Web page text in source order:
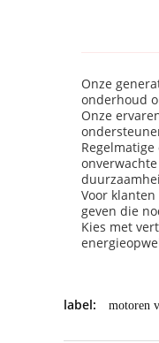
Onze
onderhoud
Onze
Voor
geven die
Kies met
label: motoren